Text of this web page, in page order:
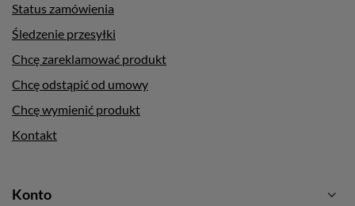
Status zamówienia
Śledzenie przesyłki
Chcę zareklamować produkt
Chcę odstąpić od umowy
Chcę wymienić produkt
Kontakt
Konto